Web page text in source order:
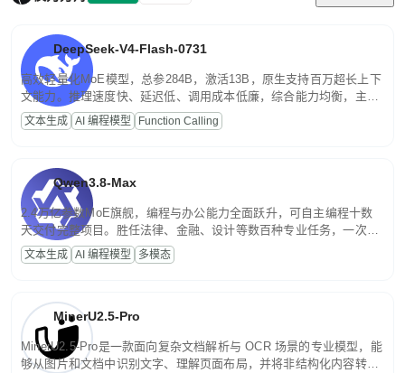
DeepSeek-V4-Flash-0731
高效轻量化MoE模型，总参284B，激活13B，原生支持百万超长上下
文能力。推理速度快、延迟低、调用成本低廉，综合能力均衡，主打
高并发、轻量化任务，适合日常对话、内容创作、基础 RAG、批量
文案处理等普惠刚需场景。
文本生成 AI 编程模型 Function Calling
Qwen3.8-Max
2.4万亿参数MoE旗舰，编程与办公能力全面跃升，可自主编程十数
天交付完整项目。胜任法律、金融、设计等数百种专业任务，一次对
话端到端交付生产级成果。原生视觉理解贯穿规划、执行与验证全流
程，支持超长文档与长视频的深度语义解析。长程任务中自主规划与
文本生成 AI 编程模型 多模态
MinerU2.5-Pro
MinerU2.5-Pro是一款面向复杂文档解析与 OCR 场景的专业模型，能
够从图片和文档中识别文字、理解页面布局，并将非结构化内容转换